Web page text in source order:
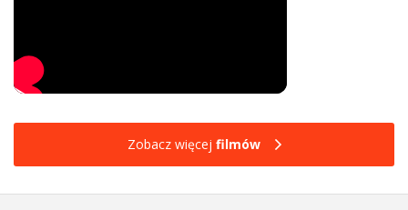
Zobacz więcej filmów